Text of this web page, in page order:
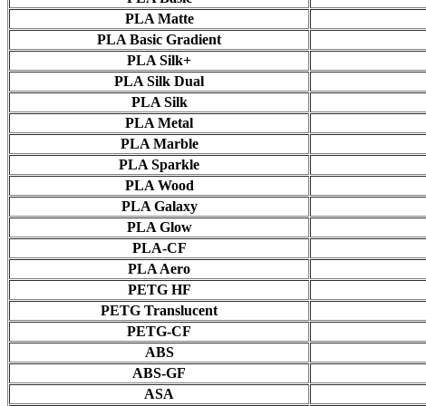
PLA Matte
PLA Basic Gradient
PLA Silk+
PLA Silk Dual
PLA Silk
PLA Metal
PLA Marble
PLA Sparkle
PLA Wood
PLA Galaxy
PLA Glow
PLA-CF
PLA Aero
PETG HF
PETG Translucent
PETG-CF
ABS
ABS-GF
ASA